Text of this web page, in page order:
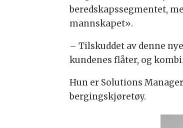
beredskapssegmentet,
mannskapet».
– Tilskuddet av denne
kundenes flåter, og
Hun er Solutions
bergingskjøretøy.